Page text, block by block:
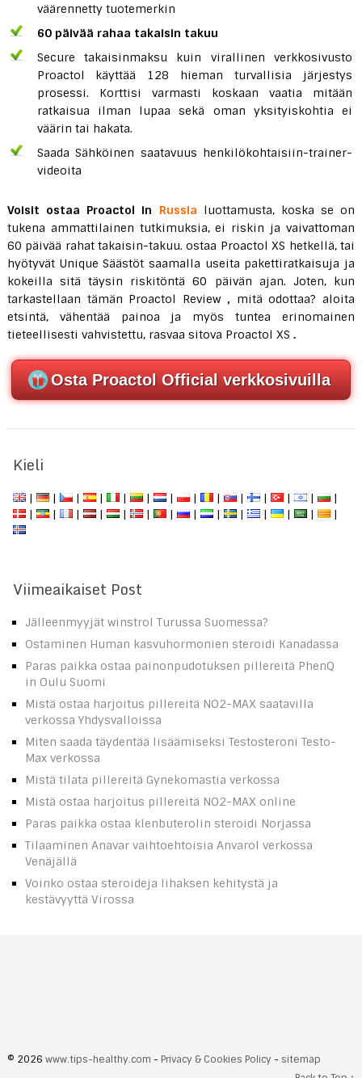
väärennetty tuotemerkin
60 päivää rahaa takaisin takuu
Secure takaisinmaksu kuin virallinen verkkosivusto
Proactol käyttää 128 hieman turvallisia järjestys
prosessi. Korttisi varmasti koskaan vaatia mitään
ratkaisua ilman lupaa sekä oman yksityiskohtia ei
väärin tai hakata.
Saada Sähköinen saatavuus henkilökohtaisiin-trainer-
videoita
Voisit ostaa Proactol in Russia luottamusta, koska se on
tukena ammattilainen tutkimuksia, ei riskin ja vaivattoman
60 päivää rahat takaisin-takuu. ostaa Proactol XS hetkellä, tai
hyötyvät Unique Säästöt saamalla useita pakettiratkaisuja ja
kokeilla sitä täysin riskitöntä 60 päivän ajan. Joten, kun
tarkastellaan tämän Proactol Review , mitä odottaa? aloita
etsintä, vähentää painoa ja myös tuntea erinomainen
tieteellisesti vahvistettu, rasvaa sitova Proactol XS .
Osta Proactol Official verkkosivuilla
Kieli
| | | | | | | | | | | | |
|
|
| | | | | | | | | | | | |
Viimeaikaiset Post
Jälleenmyyjät winstrol Turussa Suomessa?
Ostaminen Human kasvuhormonien steroidi Kanadassa
Paras paikka ostaa painonpudotuksen pillereitä PhenQ
in Oulu Suomi
Mistä ostaa harjoitus pillereitä NO2-MAX saatavilla
verkossa Yhdysvalloissa
Miten saada täydentää lisäämiseksi Testosteroni Testo-
Max verkossa
Mistä tilata pillereitä Gynekomastia verkossa
Mistä ostaa harjoitus pillereitä NO2-MAX online
Paras paikka ostaa klenbuterolin steroidi Norjassa
Tilaaminen Anavar vaihtoehtoisia Anvarol verkossa
Venäjällä
Voinko ostaa steroideja lihaksen kehitystä ja
kestävyyttä Virossa
© 2026 www.tips-healthy.com - Privacy & Cookies Policy - sitemap